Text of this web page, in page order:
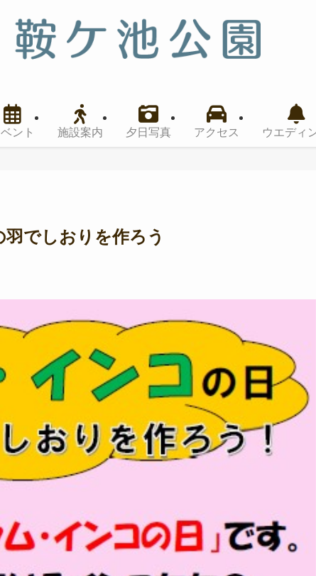
ント 施設案内 夕日写真 アクセス ウエディ
でしおりを作ろう